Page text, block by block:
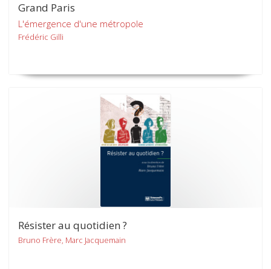
Grand Paris
L'émergence d'une métropole
Frédéric Gilli
Résister au quotidien ?
Bruno Frère, Marc Jacquemain